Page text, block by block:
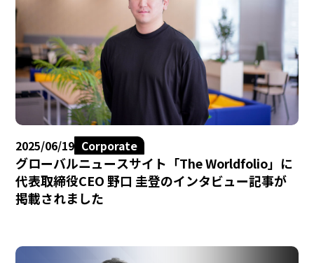
2025/06/19 Corporate
グローバルニュースサイト「The Worldfolio」に
代表取締役CEO 野口 圭登のインタビュー記事が
掲載されました